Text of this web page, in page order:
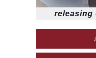
releasing